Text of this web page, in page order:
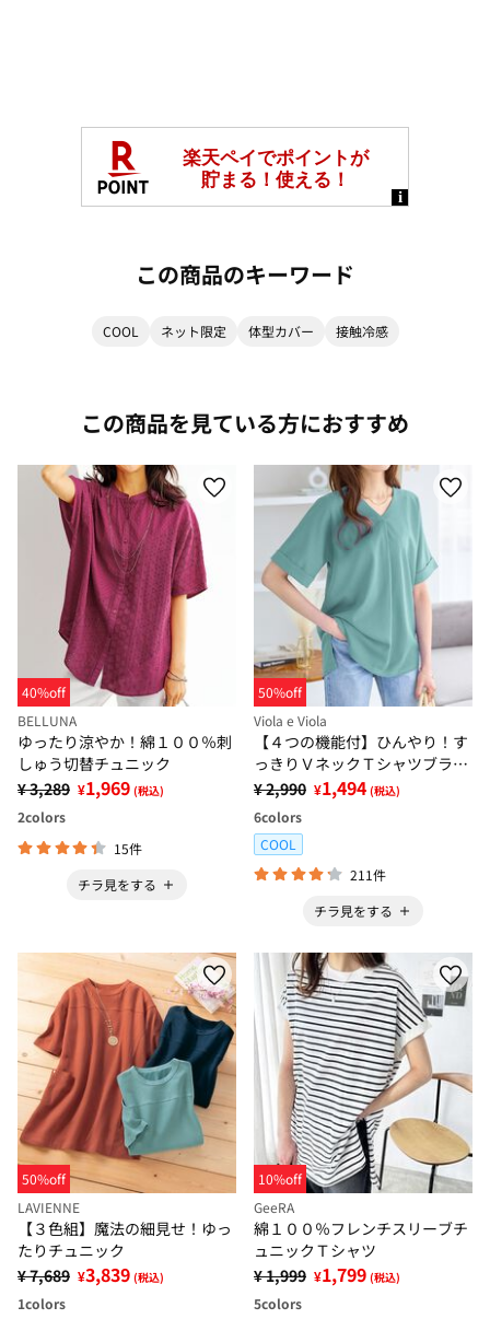
この商品のキーワード
COOL ネット限定 体型カバー 接触冷感
この商品を見ている方におすすめ
40%off
BELLUNA
ゆったり涼やか！綿１００％刺
しゅう切替チュニック
¥ 3,289 ¥1,969 (税込)
2colors
15件
チラ見をする
50%off
Viola e Viola
【４つの機能付】ひんやり！す
っきりＶネックＴシャツブラウ
ス
¥ 2,990 ¥1,494 (税込)
6colors
COOL
211件
チラ見をする
50%off
LAVIENNE
【３色組】魔法の細見せ！ゆっ
たりチュニック
¥ 7,689 ¥3,839 (税込)
1colors
10%off
GeeRA
綿１００％フレンチスリーブチ
ュニックＴシャツ
¥ 1,999 ¥1,799 (税込)
5colors